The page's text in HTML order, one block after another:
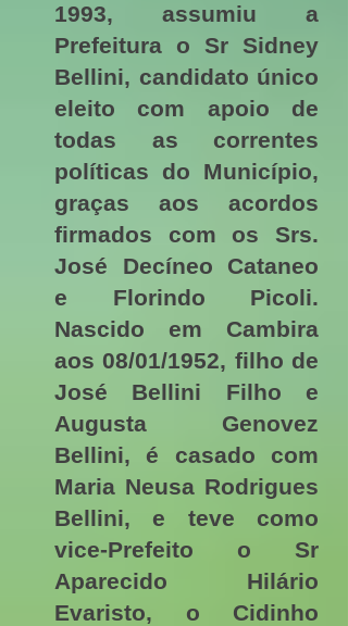
1993, assumiu a
Prefeitura o Sr Sidney
Bellini, candidato único
eleito com apoio de
todas as correntes
políticas do Município,
graças aos acordos
firmados com os Srs.
José Decíneo Cataneo
e Florindo Picoli.
Nascido em Cambira
aos 08/01/1952, filho de
José Bellini Filho e
Augusta Genovez
Bellini, é casado com
Maria Neusa Rodrigues
Bellini, e teve como
vice-Prefeito o Sr
Aparecido Hilário
Evaristo, o Cidinho